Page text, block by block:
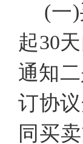
(一
起30
通知
订协
同买